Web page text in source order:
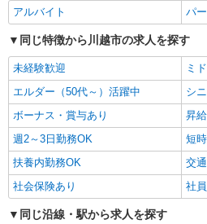
キープ
アルバイト パート
ヤオコー 川越山田店
スーパーマーケッ
＜パート時給＞
日・時間帯による
給1480円〜 ★土曜
ルバイトさんの時
ださい
埼玉県川越市山
アルバイト パ
同じ特徴から川越市の求人を探す
未経験歓迎
ミ
エルダー（50代～）活躍中
シ
ボーナス・賞与あり
昇
週2～3日勤務OK
短
扶養内勤務OK
交
社会保険あり
社
同じ沿線・駅から求人を探す